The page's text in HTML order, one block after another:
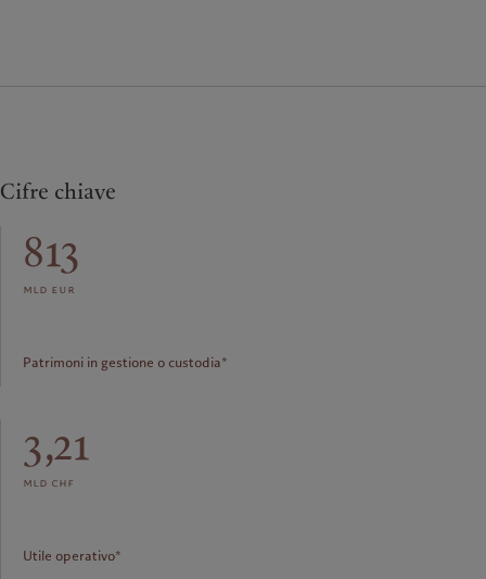
Cifre chiave
813
mld eur
Patrimoni in gestione o custodia*
3,21
mld chf
Utile operativo*